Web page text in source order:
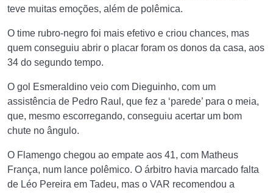
teve muitas emoções, além de polêmica.
O time rubro-negro foi mais efetivo e criou chances, mas
quem conseguiu abrir o placar foram os donos da casa, aos
34 do segundo tempo.
O gol Esmeraldino veio com Dieguinho, com um
assistência de Pedro Raul, que fez a ‘parede’ para o meia,
que, mesmo escorregando, conseguiu acertar um bom
chute no ângulo.
O Flamengo chegou ao empate aos 41, com Matheus
França, num lance polêmico. O árbitro havia marcado falta
de Léo Pereira em Tadeu, mas o VAR recomendou a